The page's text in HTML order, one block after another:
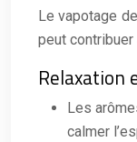
Le vapotage
peut
Relaxation
Les
calmer